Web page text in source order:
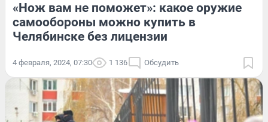
«Нож вам не поможет»: какое оружие
самообороны можно купить в
Челябинске без лицензии
4 февраля, 2024, 07:30 1 136 Обсудить